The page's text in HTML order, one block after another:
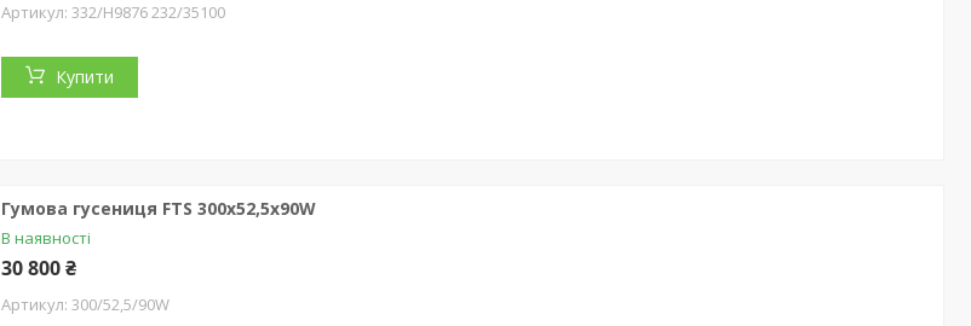
332/H9876 232/35100
Купити
Гумова гусениця FTS 300x52,5x90W
В наявності
30 800 ₴
300/52,5/90W